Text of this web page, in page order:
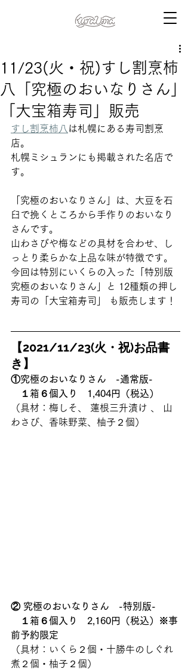
11/23(火・祝)すし割烹柿
八「究極のおいなりさん」
「大宝箱寿司」販売
すし割烹柿八 は札幌にある寿司割烹
店。
札幌ミシュランにも掲載された名店で
す。
「究極のおいなりさん」は、大豆を石
臼で挽くところから手作りのおいなり
さんです。
山わさびや梅などの具材を合わせ、し
っとり柔らかな上品な味が特徴です。
今回は特別にいくらの入った「特別版
究極のおいなりさん」と 12種類の押し
寿司の「大宝箱寿司」 も販売します！
【2021/11/23(火・祝)お品書
き】
①究極のおいなりさん　-通常版-
１箱６個入り　1,404円（税込）
（具材：梅しそ、 蓮根三升漬け 、 山
わさび、香味野菜、柚子２個）
② 究極のおいなりさん　-特別版-
１箱６個入り　2,160円（税込）※事
前予約限定
（具材：いくら２個・十勝牛のしぐれ
煮２個・柚子２個）